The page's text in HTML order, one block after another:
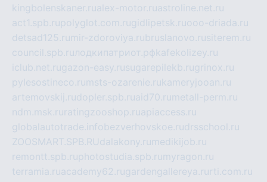
kingbolenskaner.rualex-motor.ruastroline.net.ru
act1.spb.rupolyglot.com.rugidlipetsk.ruooo-driada.ru
detsad125.ru mir-zdoroviya.rubruslanovo.rusiterem.ru
council.spb.ruлодкипатриот.рфkafekolizey.ru
iclub.net.rugazon-easy.rusugarepilekb.rugrinox.ru
pylesostineco.ru msts-ozarenie.rukameryjooan.ru
artemovskij.rudopler.spb.ruaid70.ru metall-perm.ru
ndm.msk.ru ratingzooshop.ruapiaccess.ru
globalautotrade.info bezverhovskoe.rudrsschool.ru
ZOOSMART.SPB.RUdalakony.ru medikijob.ru
remontt.spb.ruphotostudia.spb.ru myragon.ru
terramia.ruacademy62.rugardengallereya.ru rti.com.ru